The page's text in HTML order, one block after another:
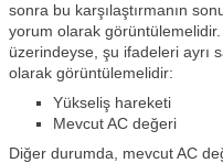
sonra bu karşılaştırmanın
yorum olarak görüntülemelidir.
üzerindeyse, şu ifadeleri ayrı
olarak görüntülemelidir:
Yükseliş hareketi
Mevcut AC değeri
Diğer durumda, mevcut AC